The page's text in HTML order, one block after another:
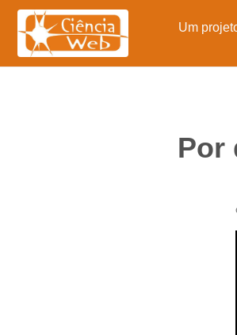
Pular
conteúdo
Um
Por